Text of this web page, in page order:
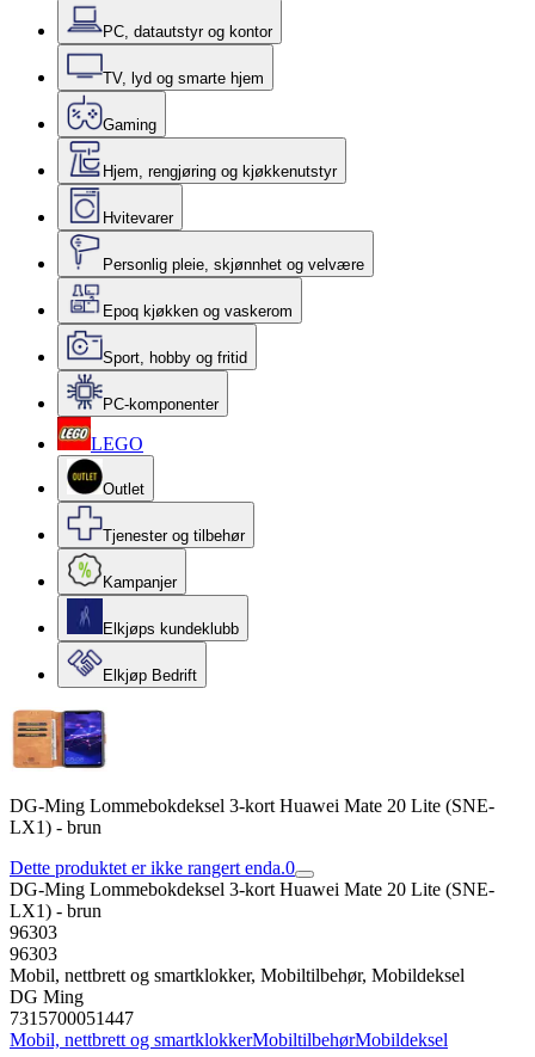
PC, datautstyr og kontor
TV, lyd og smarte hjem
Gaming
Hjem, rengjøring og kjøkkenutstyr
Hvitevarer
Personlig pleie, skjønnhet og velvære
Epoq kjøkken og vaskerom
Sport, hobby og fritid
PC-komponenter
LEGO
Outlet
Tjenester og tilbehør
Kampanjer
Elkjøps kundeklubb
Elkjøp Bedrift
DG-Ming Lommebokdeksel 3-kort Huawei Mate 20 Lite (SNE-
LX1) - brun
Dette produktet er ikke rangert enda.0
DG-Ming Lommebokdeksel 3-kort Huawei Mate 20 Lite (SNE-
LX1) - brun
96303
96303
Mobil, nettbrett og smartklokker, Mobiltilbehør, Mobildeksel
DG Ming
7315700051447
Mobil, nettbrett og smartklokkerMobiltilbehørMobildeksel